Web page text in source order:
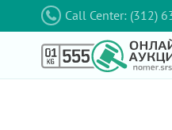
Call Center: (312)